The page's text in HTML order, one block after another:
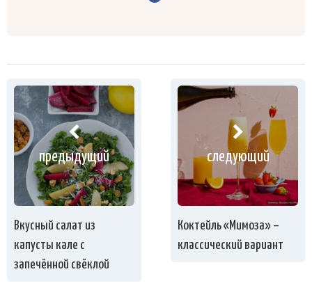
предыдущий
Вкусный салат из
капусты кале с
запечённой свёклой
следующий
Коктейль «Мимоза» –
классический вариант